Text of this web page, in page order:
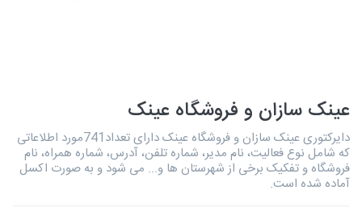
عینک سازان و فروشگاه عینک
دایرکتوری عینک سازان و فروشگاه عینک دارای تعداد741مورد اطلاعاتی
که شامل نوع فعالیت، نام مدیر، شماره تلفن، آدرس، شماره همراه، نام
فروشگاه و تفکیک برخی از شهرستان ها و... می شود و به صورت اکسل
آماده شده است.